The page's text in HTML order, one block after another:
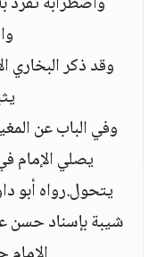
وقد ذكر البخاري
وفي الباب عن
يصلي الإمام
يتحول.رواه أبو
شيبة بإسناد حسن